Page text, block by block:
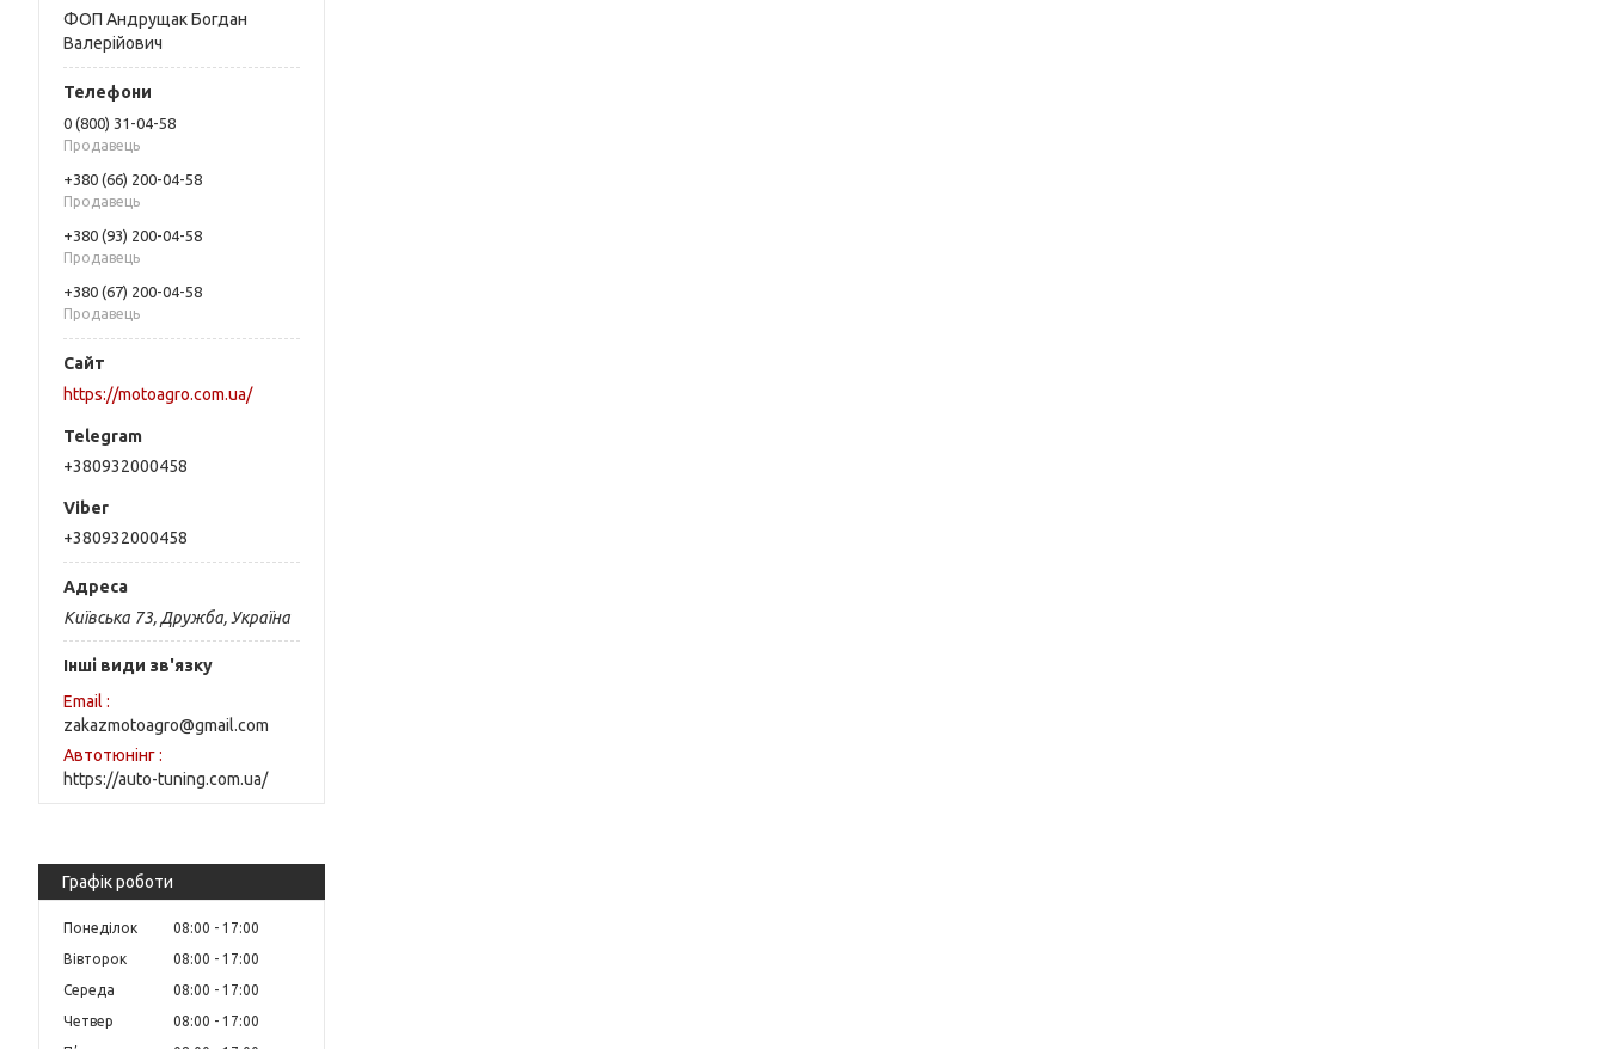
ФОП Андрущак Богдан
Валерійович
0 (800) 31-04-58
Продавець
+380 (66) 200-04-58
Продавець
+380 (93) 200-04-58
Продавець
+380 (67) 200-04-58
Продавець
https://motoagro.com.ua/
+380932000458
+380932000458
Київська 73, Дружба, Україна
Інші види зв'язку
Email
zakazmotoagro@gmail.com
Автотюнінг
https://auto-tuning.com.ua/
Графік роботи
Понеділок 08:00
17:00
Вівторок
08:00
17:00
Середа
08:00
17:00
Четвер
08:00
17:00